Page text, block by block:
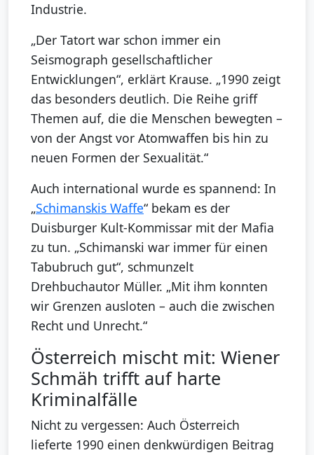
Industrie.
„Der Tatort war schon immer ein
Seismograph gesellschaftlicher
Entwicklungen“, erklärt Krause. „1990 zeigt
das besonders deutlich. Die Reihe griff
Themen auf, die die Menschen bewegten –
von der Angst vor Atomwaffen bis hin zu
neuen Formen der Sexualität.“
Auch international wurde es spannend: In
„Schimanskis Waffe“ bekam es der
Duisburger Kult-Kommissar mit der Mafia
zu tun. „Schimanski war immer für einen
Tabubruch gut“, schmunzelt
Drehbuchautor Müller. „Mit ihm konnten
wir Grenzen ausloten – auch die zwischen
Recht und Unrecht.“
Österreich mischt mit: Wiener
Schmäh trifft auf harte
Kriminalfälle
Nicht zu vergessen: Auch Österreich
lieferte 1990 einen denkwürdigen Beitrag